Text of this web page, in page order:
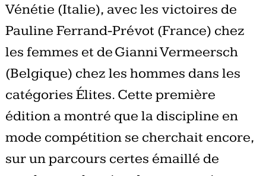
Vénétie (Italie), avec les victoires de
Pauline Ferrand-Prévot (France) chez
les femmes et de Gianni Vermeersch
(Belgique) chez les hommes dans les
catégories Élites. Cette première
édition a montré que la discipline en
mode compétition se cherchait encore,
sur un parcours certes émaillé de